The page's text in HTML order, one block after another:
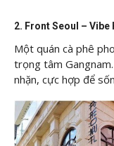
2. Front Seoul – Vibe
Một quán cà phê
trọng tâm
nhặn, cực hợp để